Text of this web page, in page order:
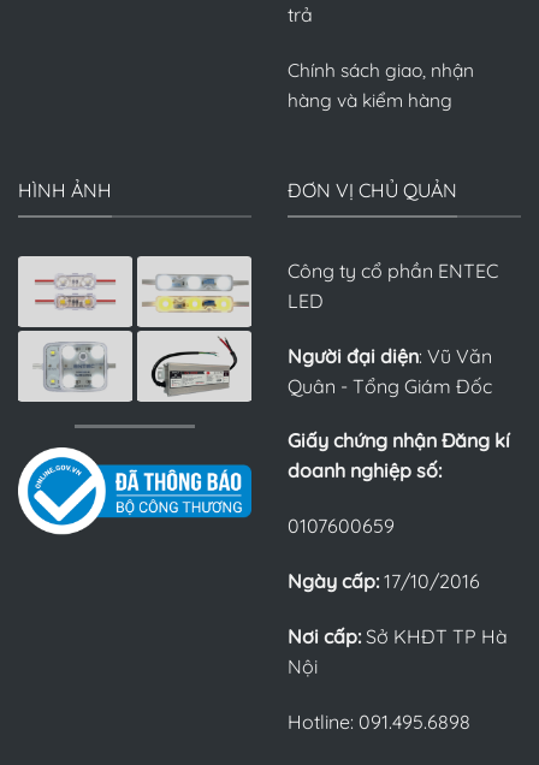
trả
Chính sách giao, nhận
hàng và kiểm hàng
HÌNH ẢNH ĐƠN VỊ CHỦ QUẢN
Công ty cổ phần ENTEC
LED
Người đại diện: Vũ Văn
Quân - Tổng Giám Đốc
Giấy chứng nhận Đăng kí
doanh nghiệp số:
0107600659
Ngày cấp: 17/10/2016
Nơi cấp: Sở KHĐT TP Hà
Nội
Hotline: 091.495.6898